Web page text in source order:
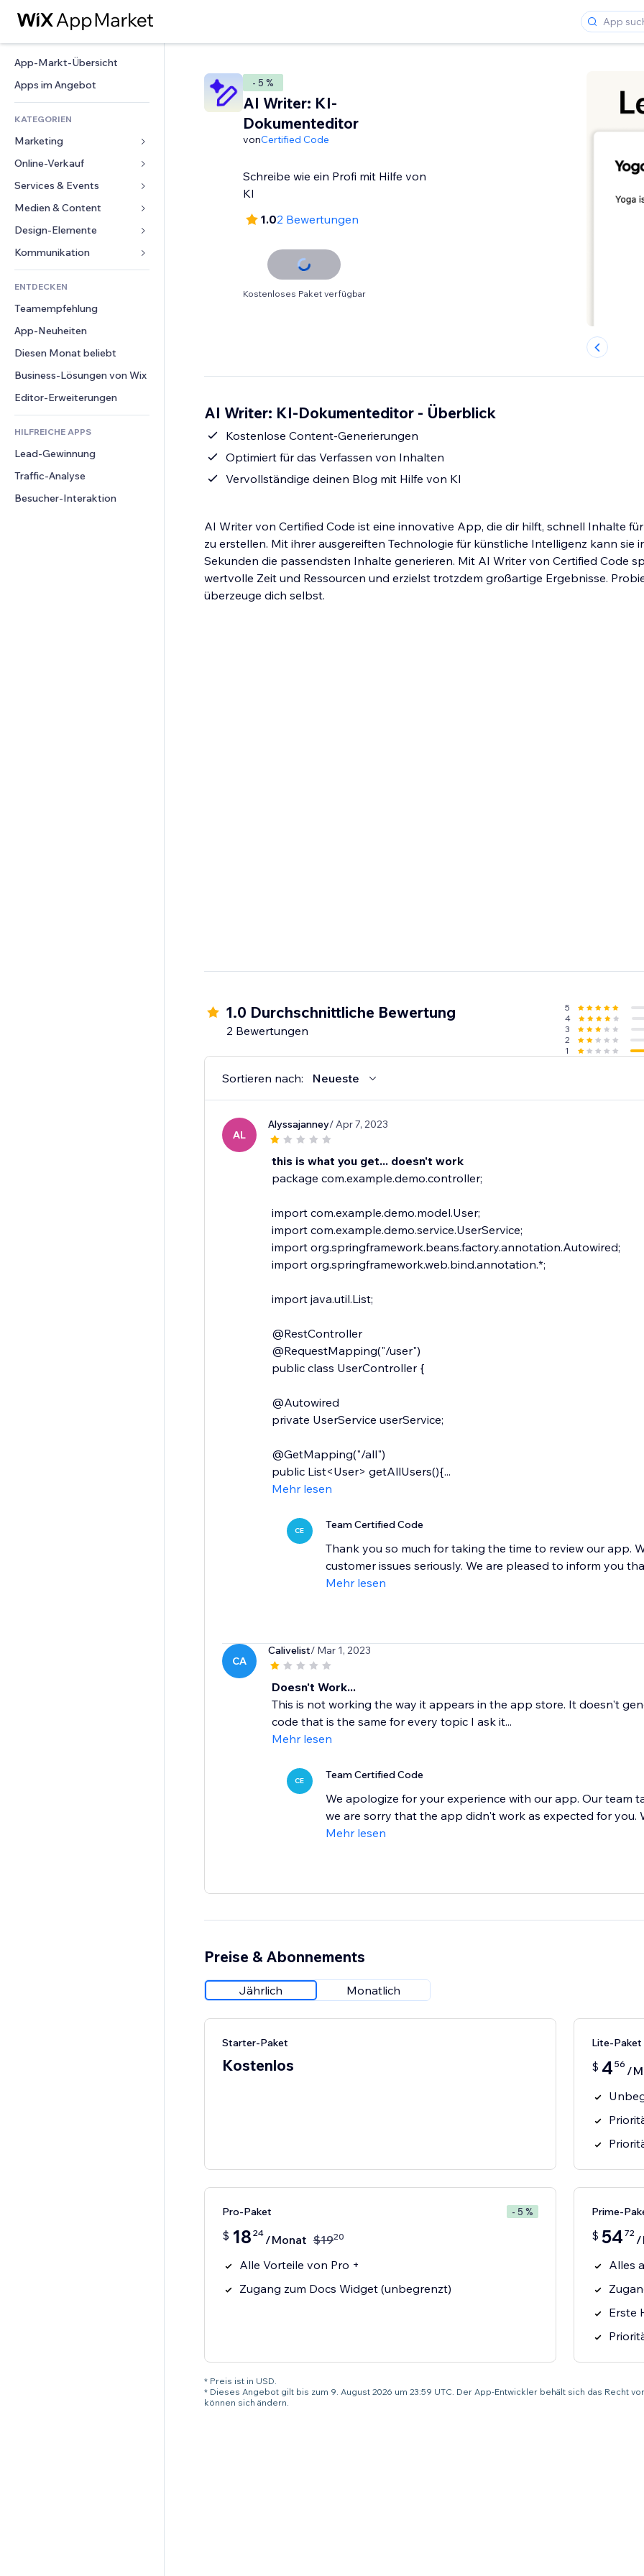
App-Markt-Übersicht
Apps im Angebot
KATEGORIEN
Marketing
Anzeigen
Mobil
Statistiken
Website-Einträge
E-Mail
Online-Verkauf
Apps für Shops
Versand & Lieferung
Verkaufen-Buttons
Buchhaltung
Gutscheine & Treuebonus
Lagerlösungen
Speisen & Getränke
Services & Events
Hotels
Events
Restaurants
Immobilien
Buchungen
Medien & Content
Galerie
Musik
Podcasts
Fotografie
Video
PDF
Dateifreigabe
News
Design-Elemente
Karten & Navigation
Datenschutz & Sicherheit
Uhr
Seiten-Vorlagen
Bildeffekte
Buttons & Menüs
Banner & Abzeichen
Taschenrechner
Suche
Wetter
Diagramme & Tabellen
Formulare
Umfragen
Chat
Kommentare
Telefon
Community
Bewertungen und Feedback
CRM
ENTDECKEN
Teamempfehlung
App-Neuheiten
Diesen Monat beliebt
Business-Lösungen von Wix
Editor-Erweiterungen
HILFREICHE APPS
Lead-Gewinnung
Traffic-Analyse
Besucher-Interaktion
- 5 %
AI Writer: KI-
Dokumenteditor
vonCertified Code
Schreibe wie ein Profi mit Hilfe von
KI
1.02 Bewertungen
Kostenloses Paket verfügbar
AI Writer: KI-Dokumenteditor - Überblick
Kostenlose Content-Generierungen
Optimiert für das Verfassen von Inhalten
Vervollständige deinen Blog mit Hilfe von KI
AI Writer von Certified Code ist eine innovative App, die dir hilft, schnell Inhalte
zu erstellen. Mit ihrer ausgereiften Technologie für künstliche Intelligenz kann sie
Sekunden die passendsten Inhalte generieren. Mit AI Writer von Certified Code
wertvolle Zeit und Ressourcen und erzielst trotzdem großartige Ergebnisse.
überzeuge dich selbst.
1.0 Durchschnittliche Bewertung
2 Bewertungen
5
4
3
2
1
Sortieren nach: Neueste
AL
Alyssajanney/ Apr 7, 2023
this is what you get... doesn't work
package com.example.demo.controller;
import com.example.demo.model.User;
import com.example.demo.service.UserService;
import org.springframework.beans.factory.annotation.Autowired;
import org.springframework.web.bind.annotation.*;
import java.util.List;
@RestController
@RequestMapping("/user")
public class UserController {
@Autowired
private UserService userService;
@GetMapping("/all")
public List<User> getAllUsers(){...
Mehr lesen
CE Team Certified Code
Thank you so much for taking the time to review our app.
customer issues seriously. We are pleased to inform you
Mehr lesen
CA
Calivelist/ Mar 1, 2023
Doesn't Work...
This is not working the way it appears in the app store. It doesn't
code that is the same for every topic I ask it...
Mehr lesen
CE Team Certified Code
We apologize for your experience with our app. Our team
we are sorry that the app didn't work as expected for you.
Mehr lesen
Preise & Abonnements
Jährlich Monatlich
Starter-Paket
Kostenlos
Lite-Paket
$ 4 56 /
Pro-Paket - 5 %
$ 18 24 /Monat $1920
Alle Vorteile von Pro +
Zugang zum Docs Widget (unbegrenzt)
Prime-
$ 54 72 /
Alles
Erste
* Preis ist in USD.
* Dieses Angebot gilt bis zum 9. August 2026 um 23:59 UTC. Der App-Entwickler behält sich das Recht
können sich ändern.